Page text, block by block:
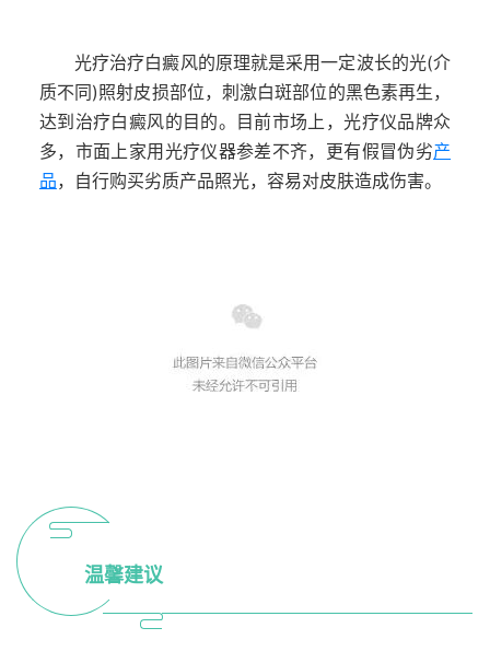
光疗治疗白癜风的原理就是采用一定波长的光(介
质不同)照射皮损部位，刺激白斑部位的黑色素再生，
达到治疗白癜风的目的。目前市场上，光疗仪品牌众
多，市面上家用光疗仪器参差不齐，更有假冒伪劣产
品，自行购买劣质产品照光，容易对皮肤造成伤害。
温馨建议